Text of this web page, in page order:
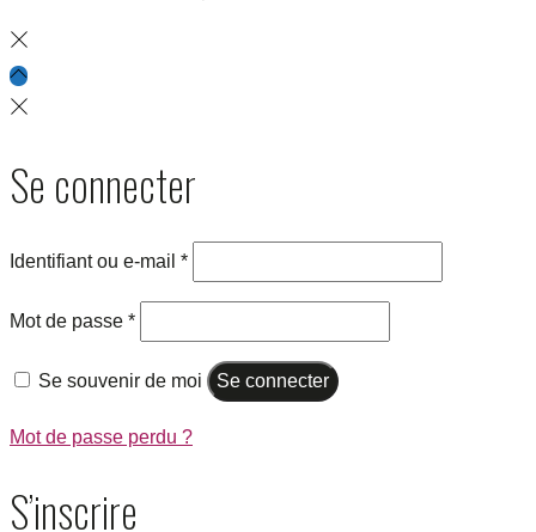
Se connecter
Identifiant ou e-mail *
Mot de passe *
Se souvenir de moi Se connecter
Mot de passe perdu ?
S’inscrire